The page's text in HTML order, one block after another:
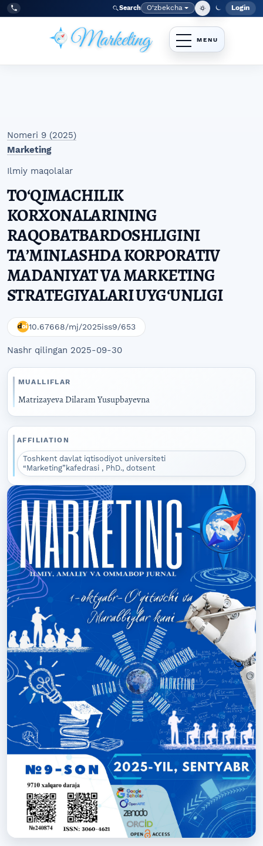
Skip to main navigation menu
Skip to main content
Skip to site footer
Tel:
+998977838464 Search Language
O‘zbekcha Login
Nomeri 9 (2025)
Marketing
Ilmiy maqolalar
TOʻQIMACHILIK
KORXONALARINING
RAQOBATBARDOSHLIGINI
TAʼMINLASHDA KORPORATIV
MADANIYAT VA MARKETING
STRATEGIYALARI UYGʻUNLIGI
10.67668/mj/2025iss9/653
Nashr qilingan 2025-09-30
MUALLIFLAR
Matrizayeva Dilaram Yusupbayevna
AFFILIATION
Toshkent davlat iqtisodiyot universiteti
“Marketing”kafedrasi , PhD., dotsent